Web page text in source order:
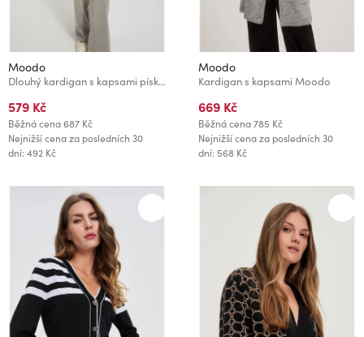
Moodo
Dlouhý kardigan s kapsami pískový Moodo
579 Kč
Běžná cena687 Kč
Nejnižší cena za posledních 30
dní: 492 Kč
Moodo
Kardigan s kapsami Moodo
669 Kč
Běžná cena785 Kč
Nejnižší cena za posledních 30
dní: 568 Kč